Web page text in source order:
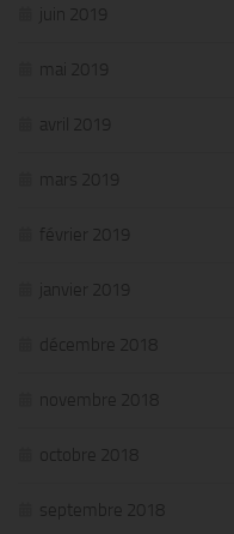
juin 2019
mai 2019
avril 2019
mars 2019
février 2019
janvier 2019
décembre 2018
novembre 2018
octobre 2018
septembre 2018